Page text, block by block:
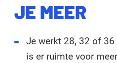
JE MEER
Je werkt 28, 32 of 36
is er ruimte voor